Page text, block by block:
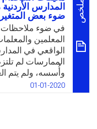
ملخص المدارس
ضوء بعض
في ضوء ملاحظات
المعلمين
الواقعي في
الممارسات لم
وأُسسه، ولم يتم
يشير إلى عدم
المعلمين
01-01-2020